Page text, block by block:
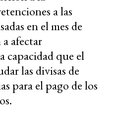
a las
en el mes de
afectar
capacidad que el
las divisas de
para el pago de los